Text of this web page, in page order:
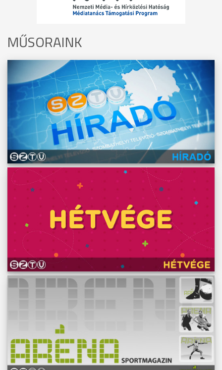
MŰSORAINK